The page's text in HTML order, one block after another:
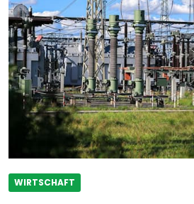
WIRTSCHAFT